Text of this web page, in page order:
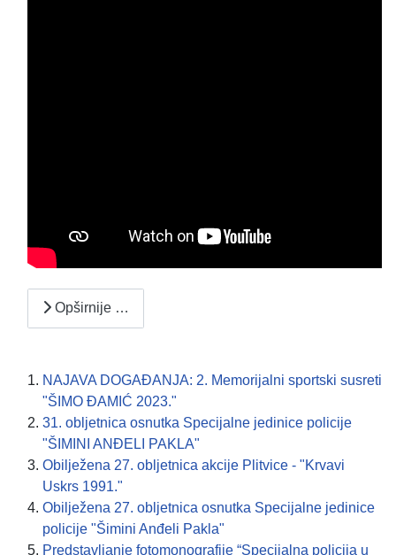
Opširnije …
NAJAVA DOGAĐANJA: 2. Memorijalni sportski susreti
"ŠIMO ĐAMIĆ 2023."
31. obljetnica osnutka Specijalne jedinice policije
"ŠIMINI ANĐELI PAKLA"
Obilježena 27. obljetnica akcije Plitvice - "Krvavi
Uskrs 1991."
Obilježena 27. obljetnica osnutka Specijalne jedinice
policije "Šimini Anđeli Pakla"
Predstavljanje fotomonografije “Specijalna policija u